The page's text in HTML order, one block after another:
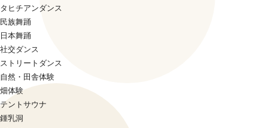
タヒチアンダンス
民族舞踊
日本舞踊
社交ダンス
ストリートダンス
自然・田舎体験
畑体験
テントサウナ
鍾乳洞